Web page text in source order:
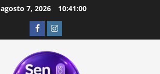
agosto 7, 2026 10:41:02
FacebookInstagram